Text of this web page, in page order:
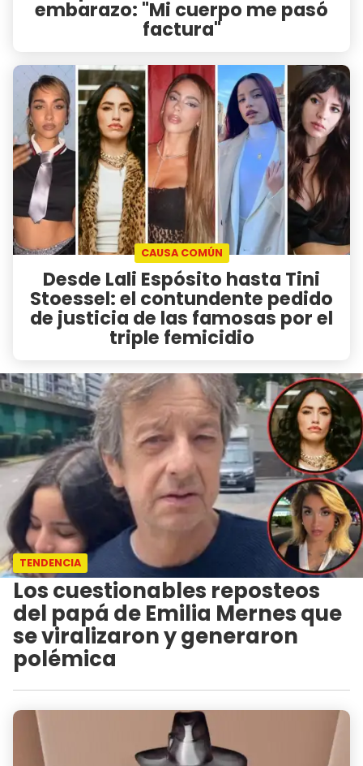
embarazo: "Mi cuerpo me pasó
factura"
CAUSA COMÚN
Desde Lali Espósito hasta Tini
Stoessel: el contundente pedido
de justicia de las famosas por el
triple femicidio
TENDENCIA
Los cuestionables reposteos
del papá de Emilia Mernes que
se viralizaron y generaron
polémica